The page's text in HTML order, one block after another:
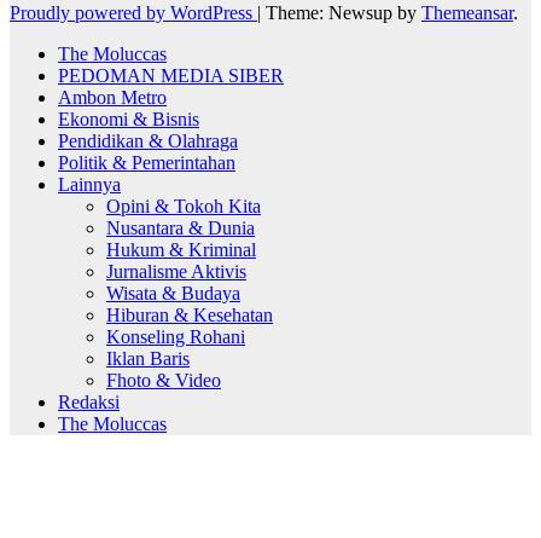
Proudly powered by WordPress | Theme: Newsup by Themeansar.
The Moluccas
PEDOMAN MEDIA SIBER
Ambon Metro
Ekonomi & Bisnis
Pendidikan & Olahraga
Politik & Pemerintahan
Lainnya
Opini & Tokoh Kita
Nusantara & Dunia
Hukum & Kriminal
Jurnalisme Aktivis
Wisata & Budaya
Hiburan & Kesehatan
Konseling Rohani
Iklan Baris
Fhoto & Video
Redaksi
The Moluccas